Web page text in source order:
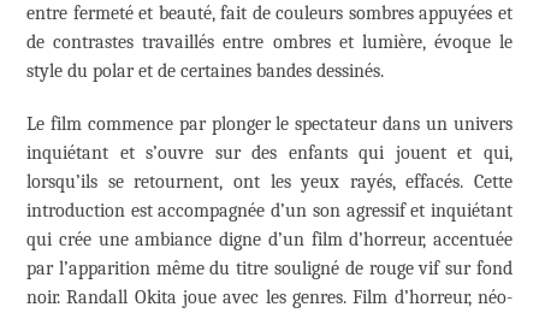
entre fermeté et beauté, fait de couleurs sombres appuyées et
de contrastes travaillés entre ombres et lumière, évoque le
style du polar et de certaines bandes dessinés.
Le film commence par plonger le spectateur dans un univers
inquiétant et s’ouvre sur des enfants qui jouent et qui,
lorsqu’ils se retournent, ont les yeux rayés, effacés. Cette
introduction est accompagnée d’un son agressif et inquiétant
qui crée une ambiance digne d’un film d’horreur, accentuée
par l’apparition même du titre souligné de rouge vif sur fond
noir. Randall Okita joue avec les genres. Film d’horreur, néo-